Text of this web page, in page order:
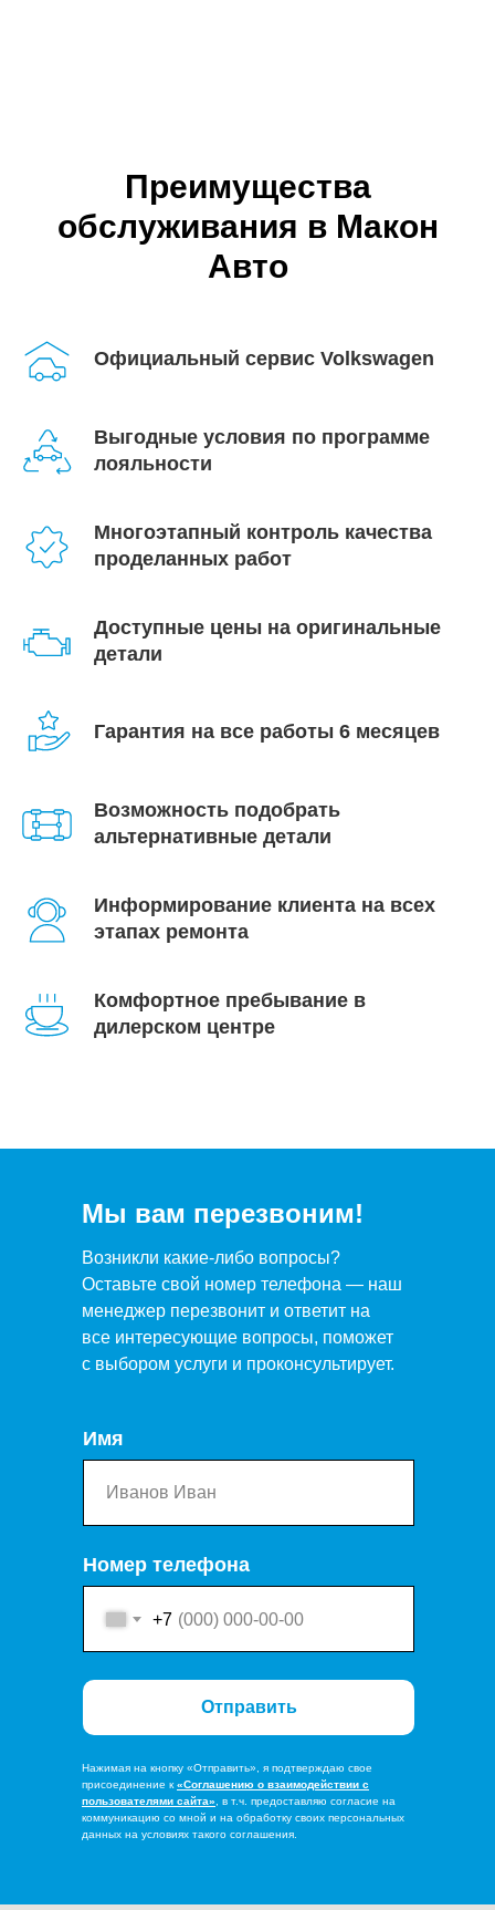
Преимущества
обслуживания в Макон
Авто
Официальный сервис Volkswagen
Выгодные условия по программе
лояльности
Многоэтапный контроль качества
проделанных работ
Доступные цены на оригинальные
детали
Гарантия на все работы 6 месяцев
Возможность подобрать
альтернативные детали
Информирование клиента на всех
этапах ремонта
Комфортное пребывание в
дилерском центре
Имя
Номер телефона
+7
Отправить
Мы вам перезвоним!
Возникли какие-либо вопросы?
Оставьте свой номер телефона — наш
менеджер перезвонит и ответит на
все интересующие вопросы, поможет
с выбором услуги и проконсультирует.
Нажимая на кнопку «Отправить», я подтверждаю свое
присоединение к «Соглашению о взаимодействии с
пользователями сайта» , в т.ч. предоставляю согласие на
коммуникацию со мной и на обработку своих персональных
данных на условиях такого соглашения.